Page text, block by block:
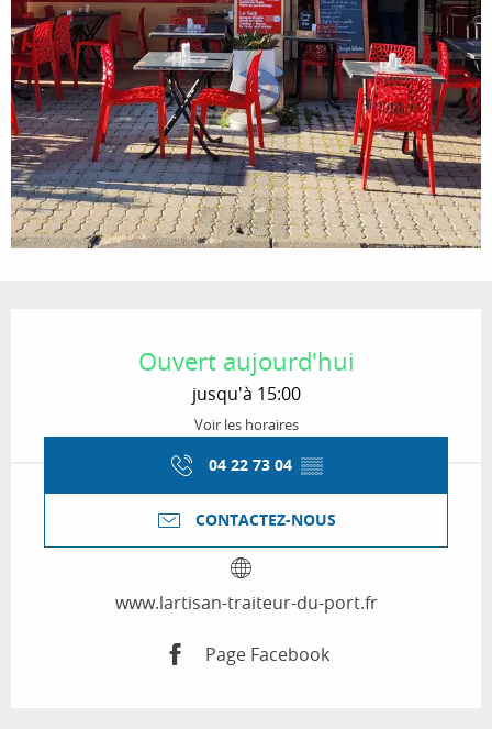
Ouvert aujourd'hui
jusqu'à 15:00
Voir les horaires
04 22 73 04 ▒▒
CONTACTEZ-NOUS
www.lartisan-traiteur-du-port.fr
Page Facebook